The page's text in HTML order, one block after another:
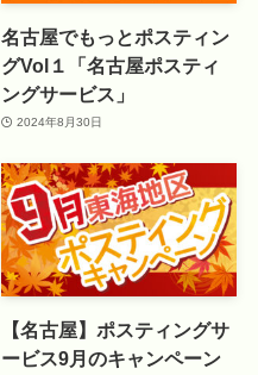
名古屋でもっとポスティン
グVol１「名古屋ポスティ
ングサービス」
2024年8月30日
【名古屋】ポスティングサ
ービス9月のキャンペーン